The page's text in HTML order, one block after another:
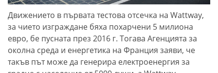
Движението в първата тестова отсечка на Wattway,
за чието изграждане бяха похарчени 5 милиона
евро, бе пусната през 2016 г. Тогава Агенцията за
околна среда и енергетика на Франция заяви, че
такъв път може да генерира електроенергия за